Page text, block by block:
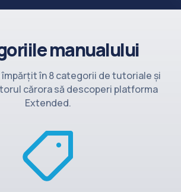
manualului
în 8 categorii de tutoriale și
cărora să descoperi platforma
Extended.